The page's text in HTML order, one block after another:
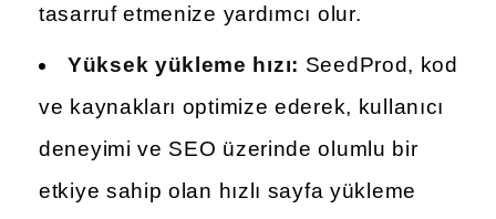
tasarruf etmenize yardımcı olur.
Yüksek yükleme hızı: SeedProd, kod
ve kaynakları optimize ederek, kullanıcı
deneyimi ve SEO üzerinde olumlu bir
etkiye sahip olan hızlı sayfa yükleme